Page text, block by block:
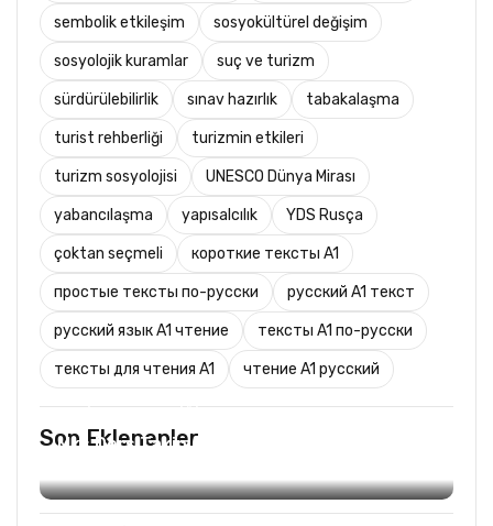
sembolik etkileşim sosyokültürel değişim
sosyolojik kuramlar suç ve turizm
sürdürülebilirlik sınav hazırlık tabakalaşma
turist rehberliği turizmin etkileri
turizm sosyolojisi UNESCO Dünya Mirası
yabancılaşma yapısalcılık YDS Rusça
çoktan seçmeli короткие тексты A1
простые тексты по-русски русский A1 текст
русский язык A1 чтение тексты A1 по-русски
тексты для чтения A1 чтение A1 русский
Son Eklenenler
Mks Ders Takip (Turizm ve Mesleki Dersler